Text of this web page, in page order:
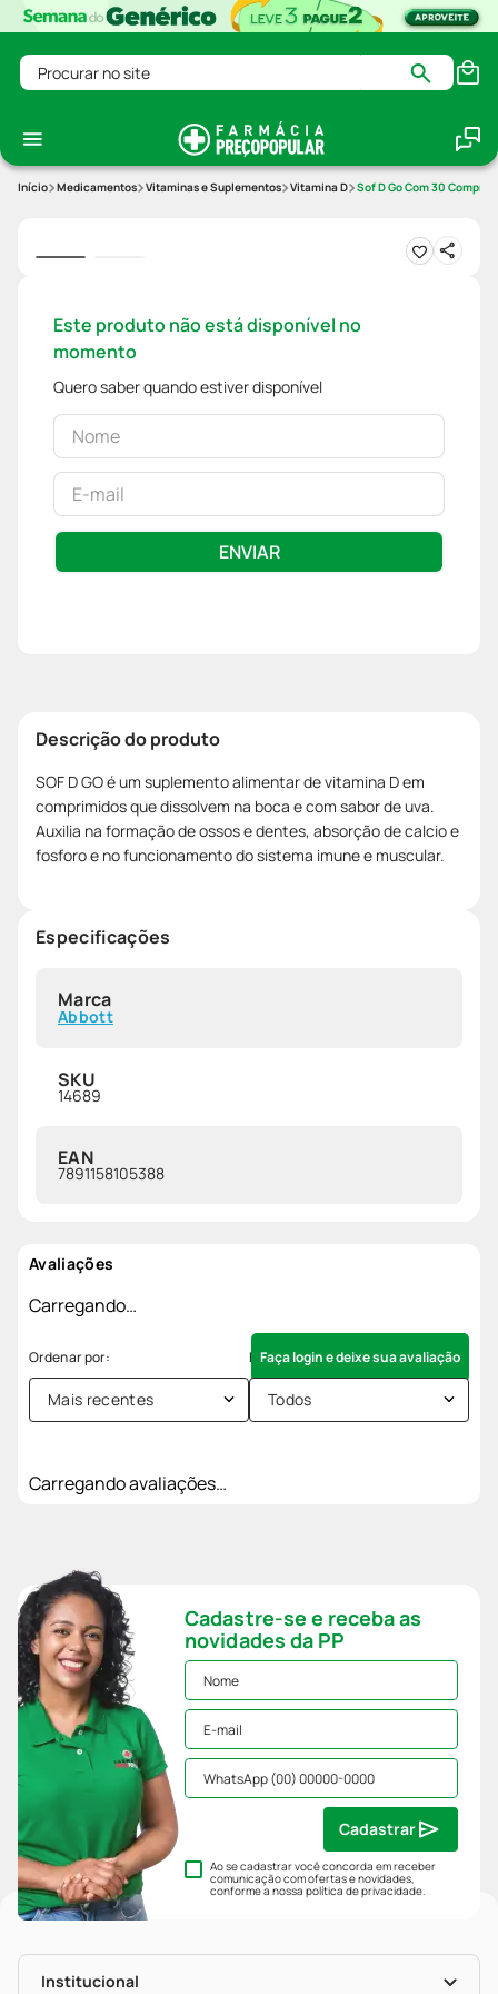
Procurar no site
Medicamentos Vitaminas e Suplementos Vitamina D Sof D Go Com 30
Este produto não está disponível no
momento
Quero saber quando estiver disponível
ENVIAR
Descrição do produto
SOF D GO é um suplemento alimentar de vitamina D em
comprimidos que dissolvem na boca e com sabor de uva.
Auxilia na formação de ossos e dentes, absorção de calcio e
fosforo e no funcionamento do sistema imune e muscular.
Especificações
Marca
Abbott
SKU
14689
EAN
7891158105388
Avaliações
Carregando…
Faça login e deixe sua avaliação
Mais recentes Todos
Carregando avaliações…
Cadastre-se e receba as
novidades da PP
Ao se cadastrar você concorda em receber
comunicação com ofertas e novidades,
conforme a nossapolítica de privacidade.
Cadastrar
Institucional